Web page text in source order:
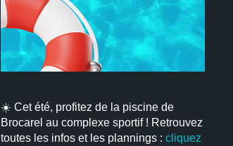
☀️ Cet été, profitez de la piscine de
Brocarel au complexe sportif ! Retrouvez
toutes les infos et les plannings : cliquez